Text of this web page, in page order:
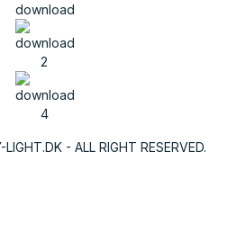
- ALL RIGHT RESERVED.